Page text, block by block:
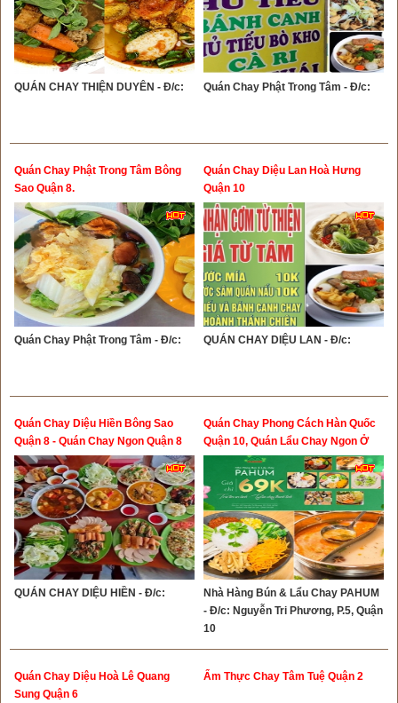
QUÁN CHAY THIỆN DUYÊN - Đ/c: Quán Chay Phật Trong Tâm - Đ/c:
Quán Chay Phật Trong Tâm Bông
Sao Quận 8.
Quán Chay Phật Trong Tâm - Đ/c:
Quán Chay Diệu Lan Hoà Hưng
Quận 10
QUÁN CHAY DIỆU LAN - Đ/c:
Quán Chay Diệu Hiền Bông Sao
Quận 8 - Quán Chay Ngon Quận 8
QUÁN CHAY DIỆU HIỀN - Đ/c:
Quán Chay Phong Cách Hàn Quốc
Quận 10, Quán Lẩu Chay Ngon Ở
Sài Gòn
Nhà Hàng Bún & Lẩu Chay PAHUM
- Đ/c: Nguyễn Tri Phương, P.5, Quận
10
Quán Chay Diệu Hoà Lê Quang
Sung Quận 6
Ẩm Thực Chay Tâm Tuệ Quận 2